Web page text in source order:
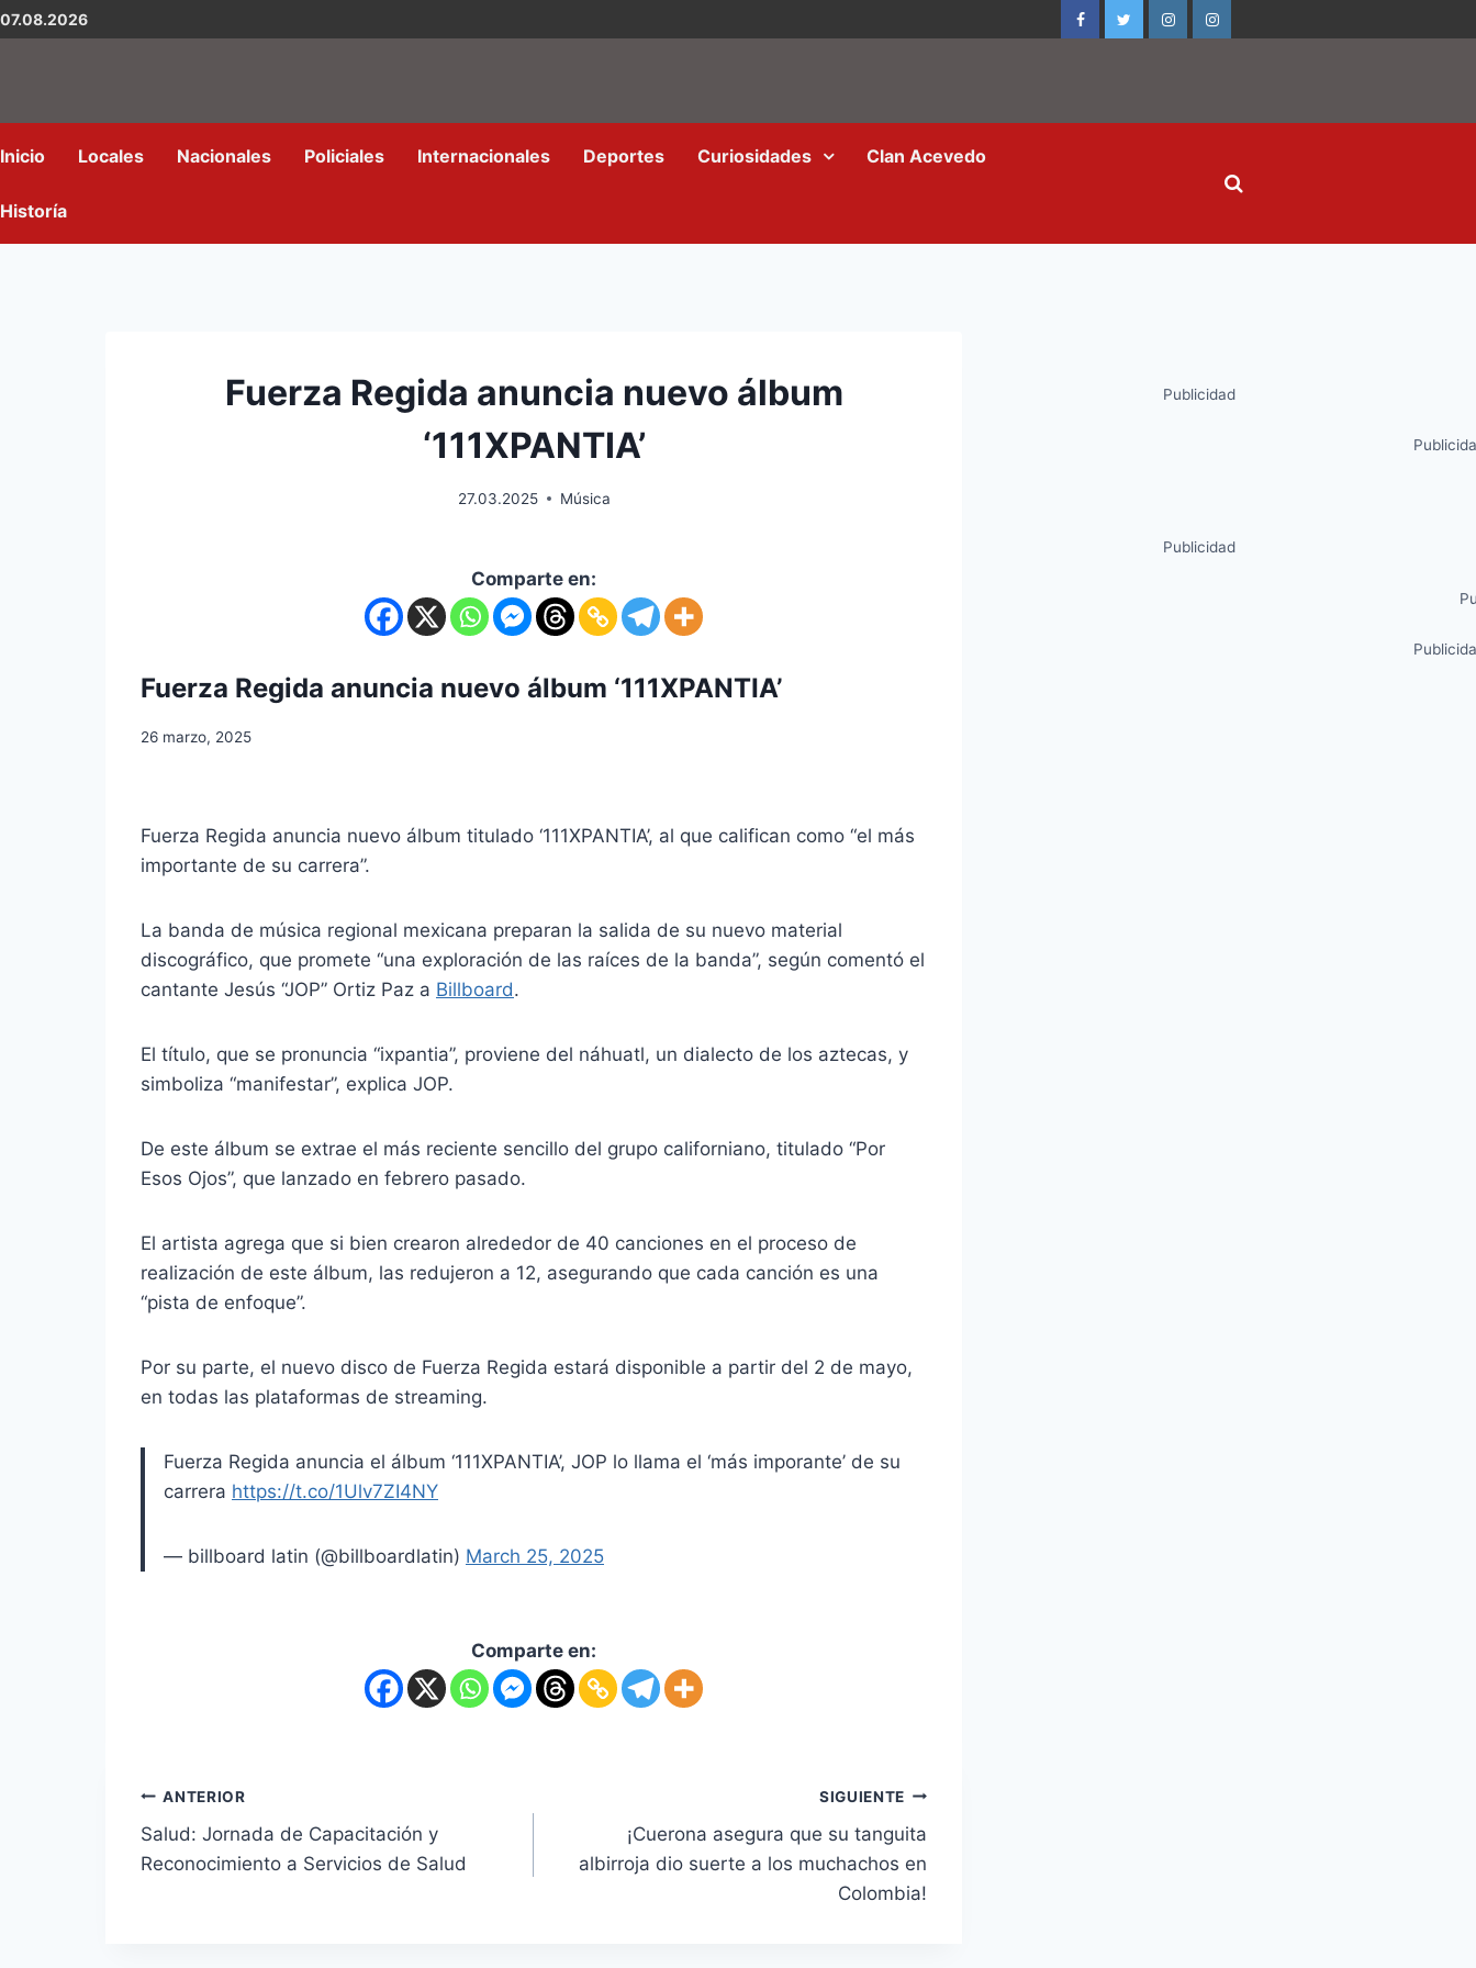
07.08.2026
Inicio Locales Nacionales Policiales Internacionales Deportes Curiosidades Clan Acevedo
Historía
Fuerza Regida anuncia nuevo álbum
‘111XPANTIA’
27.03.2025 Música
Comparte en:
Fuerza Regida anuncia nuevo álbum ‘111XPANTIA’
26 marzo, 2025
Fuerza Regida anuncia nuevo álbum titulado ‘111XPANTIA’, al que califican como “el más
importante de su carrera”.
La banda de música regional mexicana preparan la salida de su nuevo material
discográfico, que promete “una exploración de las raíces de la banda”, según comentó el
cantante Jesús “JOP” Ortiz Paz a Billboard.
El título, que se pronuncia “ixpantia”, proviene del náhuatl, un dialecto de los aztecas, y
simboliza “manifestar”, explica JOP.
De este álbum se extrae el más reciente sencillo del grupo californiano, titulado “Por
Esos Ojos”, que lanzado en febrero pasado.
El artista agrega que si bien crearon alrededor de 40 canciones en el proceso de
realización de este álbum, las redujeron a 12, asegurando que cada canción es una
“pista de enfoque”.
Por su parte, el nuevo disco de Fuerza Regida estará disponible a partir del 2 de mayo,
en todas las plataformas de streaming.
Fuerza Regida anuncia el álbum ‘111XPANTIA’, JOP lo llama el ‘más imporante’ de su
carrera https://t.co/1Ulv7ZI4NY
— billboard latin (@billboardlatin) March 25, 2025
Comparte en:
ANTERIOR
Salud: Jornada de Capacitación y
Reconocimiento a Servicios de Salud
SIGUIENTE
¡Cuerona asegura que su tanguita
albirroja dio suerte a los muchachos en
Colombia!
Publicidad
Publicidad